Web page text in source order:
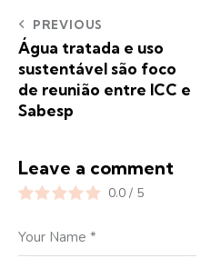
PREVIOUS
Água tratada e uso
sustentável são foco
de reunião entre ICC e
Sabesp
Leave a comment
0.0 / 5